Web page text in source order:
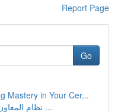
Report Page
Go
Mastery in Your Cer...
نظام المعاون حل كامل لـ تنظيم المراجعة ...